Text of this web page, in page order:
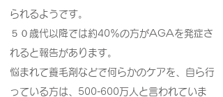
られるようです。
５０歳代以降では約40％の方がAGAを発症さ
れると報告があります。
悩まれて養毛剤などで何らかのケアを、自ら行
っている方は、500-600万人と言われていま